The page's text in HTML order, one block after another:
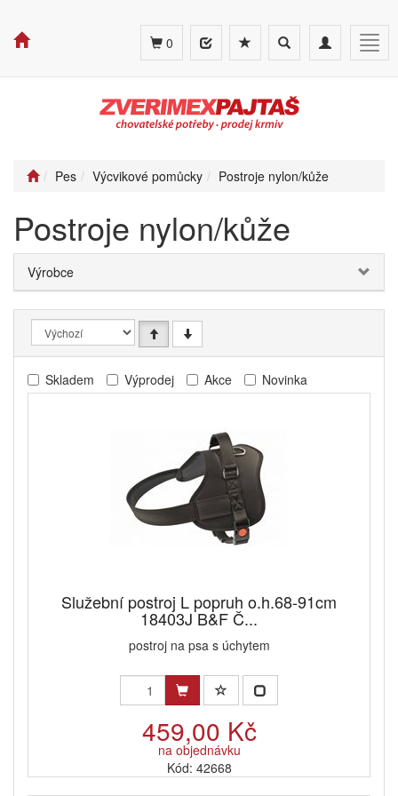
Toggle
navigation
Toggle
search
0
Pes Výcvikové pomůcky Postroje nylon/kůže
Postroje nylon/kůže
Výrobce
Skladem Výprodej Akce Novinka
Služební postroj L popruh o.h.68-91cm
18403J B&F Č...
postroj na psa s úchytem
459,00 Kč
na objednávku
Kód: 42668